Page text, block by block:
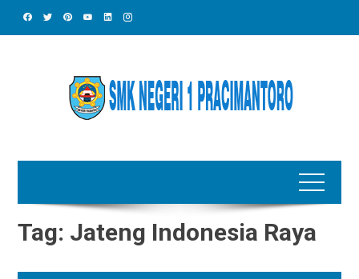
Tag: Jateng Indonesia Raya